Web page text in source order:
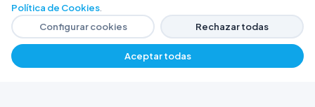
$ 296.746,81 + Agregar
Política de Cookies
Configurar cookies
Rechazar todas
Aceptar todas